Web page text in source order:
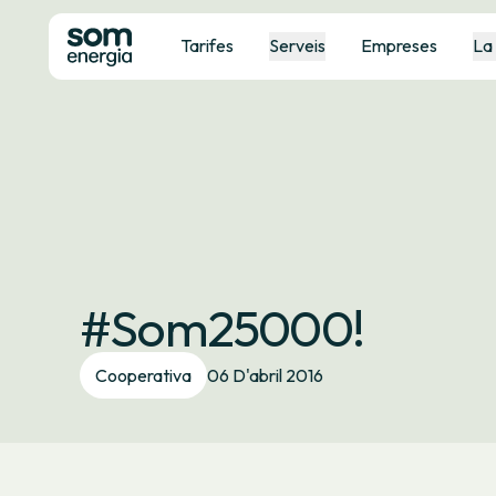
Tarifes Serveis Empreses
#Som25000!
Cooperativa 06 D'abril 2016